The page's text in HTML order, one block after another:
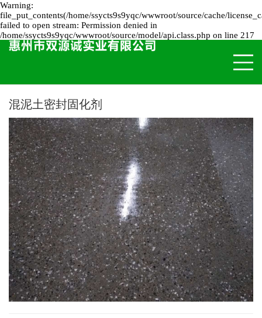
Warning:
file_put_contents(/home/ssycts9s9yqc/wwwroot/source/cache/
failed to open stream: Permission denied in
/home/ssycts9s9yqc/wwwroot/source/model/api.class.php on line 217
混泥土密封固化剂